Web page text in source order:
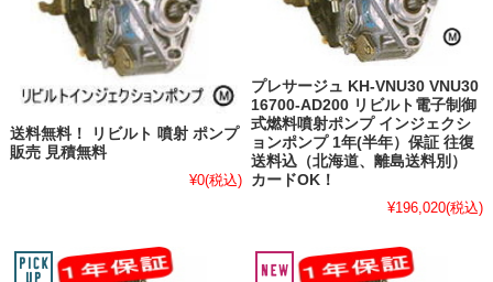
送料無料！ リビルト 噴射 ポンプ
販売 見積無料
¥0(税込)
プレサージュ KH-VNU30 VNU30
16700-AD200 リビルト電子制御
式燃料噴射ポンプ インジェクシ
ョンポンプ 1年(半年）保証 往復
送料込（北海道、離島送料別）
カードOK！
¥196,020(税込)